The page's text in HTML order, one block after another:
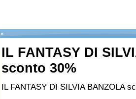
»
IL FANTASY DI
sconto 30%
IL FANTASY DI SILVIA BANZOLA